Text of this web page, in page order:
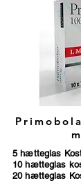
5 hætteglas
10 hætteglas
20 hætteglas